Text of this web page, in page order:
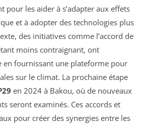
pour les aider à s’adapter aux effets
et à adopter des technologies plus
des initiatives comme l’accord de
moins contraignant, ont
en fournissant une plateforme pour
sur le climat. La prochaine étape
en 2024 à Bakou, où de nouveaux
seront examinés. Ces accords et
pour créer des synergies entre les